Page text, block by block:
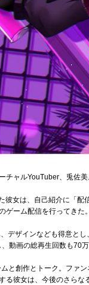
チャルYouTuber、兎佐美
彼女は、自己紹介に「
ゲーム配信を行ってきた。
デザインなども得意とし
動画の総再生回数も70
と創作とトーク。ファン
る彼女は、今後のさらな